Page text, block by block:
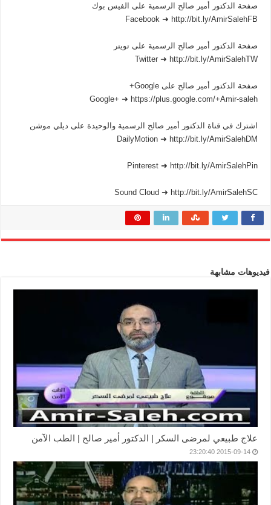
صفحة الدكتور أمير صالح الرسمية على الفيس بوك
Facebook ➜ http://bit.ly/AmirSalehFB
صفحة الدكتور أمير صالح الرسمية على تويتر
Twitter ➜ http://bit.ly/AmirSalehTW
صفحة الدكتور أمير صالح على Google+
Google+ ➜ https://plus.google.com/+Amir-saleh
اشترك في قناة الدكتور أمير صالح الرسمية والوحيدة على ديلي موشن
DailyMotion ➜ http://bit.ly/AmirSalehDM
Pinterest ➜ http://bit.ly/AmirSalehPin
Sound Cloud ➜ http://bit.ly/AmirSalehSC
فيديوهات مشابهة
علاج طبيعي لمرضى السكر | الدكتور أمير صالح | الطب الآمن
2015-09-14 23:20:40